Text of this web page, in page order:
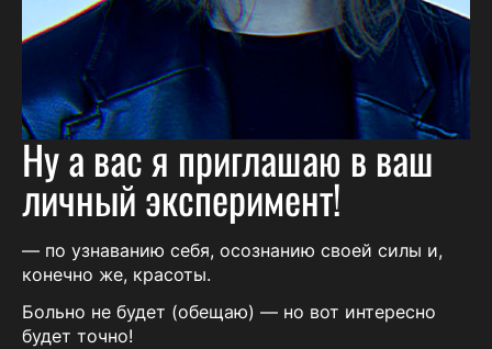
Ну а вас я приглашаю в ваш
личный эксперимент!
— по узнаванию себя, осознанию своей силы и,
конечно же, красоты.
Больно не будет (обещаю) — но вот интересно
будет точно!